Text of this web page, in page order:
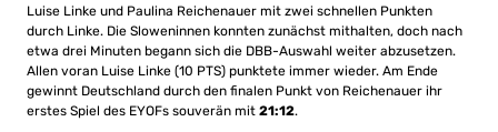
Luise Linke und Paulina Reichenauer mit zwei schnellen Punkten
durch Linke. Die Sloweninnen konnten zunächst mithalten, doch nach
etwa drei Minuten begann sich die DBB-Auswahl weiter abzusetzen.
Allen voran Luise Linke (10 PTS) punktete immer wieder. Am Ende
gewinnt Deutschland durch den finalen Punkt von Reichenauer ihr
erstes Spiel des EYOFs souverän mit 21:12.